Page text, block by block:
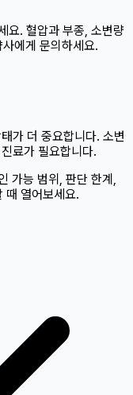
요. 혈압과 부종, 소변량
에게 문의하세요.
가 더 중요합니다. 소변
료가 필요합니다.
가능 범위, 판단 한계,
때 열어보세요.